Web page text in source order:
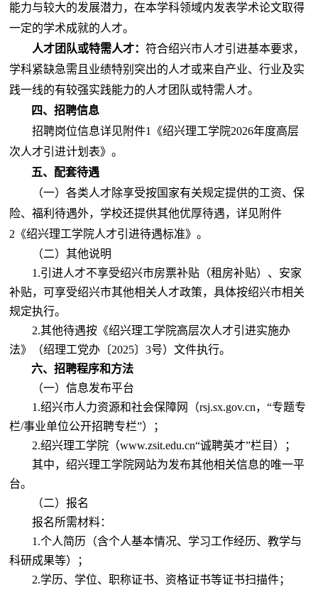
能力与较大的发展潜力，在本学科领域内发表学术论文取得
一定的学术成就的人才。
人才团队或特需人才：符合绍兴市人才引进基本要求，
学科紧缺急需且业绩特别突出的人才或来自产业、行业及实
践一线的有较强实践能力的人才团队或特需人才。
四、招聘信息
招聘岗位信息详见 附件1 《绍兴理工学院2026年度高层
次人才引进计划表》。
五、配套待遇
（一）各类人才除享受按国家有关规定提供的工资、保
险、福利待遇外，学校还提供其他优厚待遇，详见附件
2 《绍兴理工学院人才引进待遇标准》。
（二）其他说明
1.引进人才不享受绍兴市房票补贴（租房补贴）、安家
补贴，可享受绍兴市其他相关人才政策，具体按绍兴市相关
规定执行。
2.其他待遇按《绍兴理工学院高层次人才引进实施办
法》（绍理工党办〔2025〕3号）文件执行。
六、招聘程序和方法
（一）信息发布平台
1.绍兴市人力资源和社会保障网（rsj.sx.gov.cn，“专题专
栏/事业单位公开招聘专栏”）
；
2.绍兴理工学院（www.zsit.edu.cn“诚聘英才”栏目）
；
其中，绍兴理工学院网站为发布其他相关信息的唯一平
台。
（二）报名
报名所需材料：
1.个人简历（含个人基本情况、学习工作经历、教学与
科研成果等）；
2.学历、学位、职称证书、资格证书等证书扫描件；